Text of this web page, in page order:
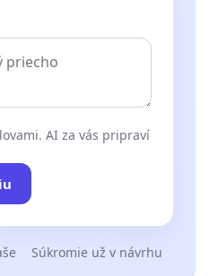
AI za vás pripraví
Súkromie už v návrhu